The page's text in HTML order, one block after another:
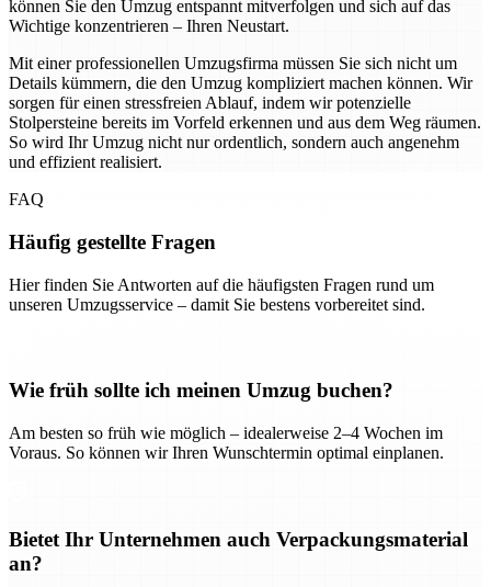
können Sie den Umzug entspannt mitverfolgen und sich auf das
Wichtige konzentrieren – Ihren Neustart.
Mit einer professionellen Umzugsfirma müssen Sie sich nicht um
Details kümmern, die den Umzug kompliziert machen können. Wir
sorgen für einen stressfreien Ablauf, indem wir potenzielle
Stolpersteine bereits im Vorfeld erkennen und aus dem Weg räumen.
So wird Ihr Umzug nicht nur ordentlich, sondern auch angenehm
und effizient realisiert.
FAQ
Häufig gestellte Fragen
Hier finden Sie Antworten auf die häufigsten Fragen rund um
unseren Umzugsservice – damit Sie bestens vorbereitet sind.
Wie früh sollte ich meinen Umzug buchen?
Am besten so früh wie möglich – idealerweise 2–4 Wochen im
Voraus. So können wir Ihren Wunschtermin optimal einplanen.
Bietet Ihr Unternehmen auch Verpackungsmaterial
an?